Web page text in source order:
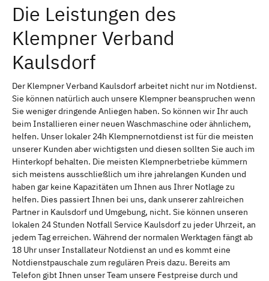
Die Leistungen des
Klempner Verband
Kaulsdorf
Der Klempner Verband Kaulsdorf arbeitet nicht nur im Notdienst.
Sie können natürlich auch unsere Klempner beanspruchen wenn
Sie weniger dringende Anliegen haben. So können wir Ihr auch
beim Installieren einer neuen Waschmaschine oder ähnlichem,
helfen. Unser lokaler 24h Klempnernotdienst ist für die meisten
unserer Kunden aber wichtigsten und diesen sollten Sie auch im
Hinterkopf behalten. Die meisten Klempnerbetriebe kümmern
sich meistens ausschließlich um ihre jahrelangen Kunden und
haben gar keine Kapazitäten um Ihnen aus Ihrer Notlage zu
helfen. Dies passiert Ihnen bei uns, dank unserer zahlreichen
Partner in Kaulsdorf und Umgebung, nicht. Sie können unseren
lokalen 24 Stunden Notfall Service Kaulsdorf zu jeder Uhrzeit, an
jedem Tag erreichen. Während der normalen Werktagen fängt ab
18 Uhr unser Installateur Notdienst an und es kommt eine
Notdienstpauschale zum regulären Preis dazu. Bereits am
Telefon gibt Ihnen unser Team unsere Festpreise durch und